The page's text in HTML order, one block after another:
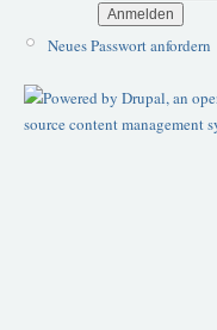
Neues Passwort anfordern